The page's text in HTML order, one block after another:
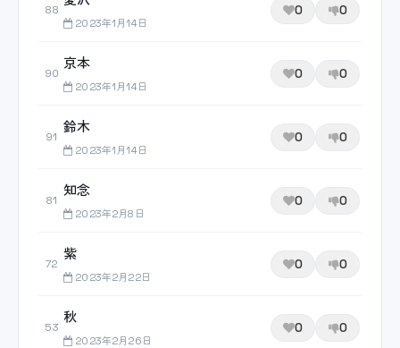
88
2023年1月14日
0 0
90
京本
2023年1月14日
0 0
91
鈴木
2023年1月14日
0 0
81
知念
2023年2月8日
0 0
72
紫
2023年2月22日
0 0
53
秋
2023年2月26日
0 0